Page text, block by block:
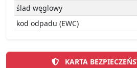
ślad węglowy
kod odpadu (EWC)
KARTA